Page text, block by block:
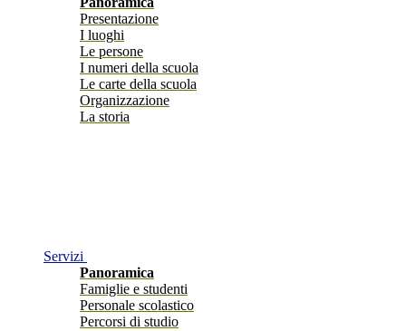
Presentazione
I luoghi
Le persone
I numeri della scuola
Le carte della scuola
Organizzazione
La storia
Servizi
Panoramica
Famiglie e studenti
Personale scolastico
Percorsi di studio